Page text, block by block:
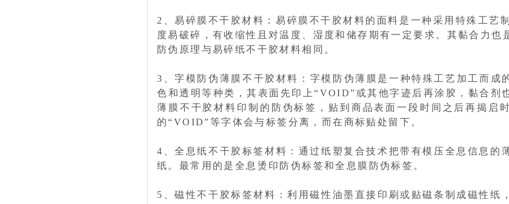
2、易碎膜不干胶材料：易碎膜不干胶材料的面料是一种采用特殊工艺
度易破碎，有收缩性且对温度、湿度和储存期有一定要求。其黏合力也
防伪原理与易碎纸不干胶材料相同。
3、字模防伪薄膜不干胶材料：字模防伪薄膜是一种特殊工艺加工而成
色和透明等种类，其表面先印上“VOID”或其他字迹后再涂胶，黏合剂
薄膜不干胶材料印制的防伪标签，贴到商品表面一段时间之后再揭启
的“VOID”等字体会与标签分离，而在商标贴处留下。
4、全息纸不干胶标签材料：通过纸塑复合技术把带有模压全息信息的
纸。最常用的是全息烫印防伪标签和全息膜防伪标签。
5、磁性不干胶标签材料：利用磁性油墨直接印刷或贴磁条制成磁性纸